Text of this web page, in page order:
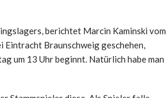
berichtet Marcin Kaminski vom
Eintracht Braunschweig geschehen,
um 13 Uhr beginnt. Natürlich habe man